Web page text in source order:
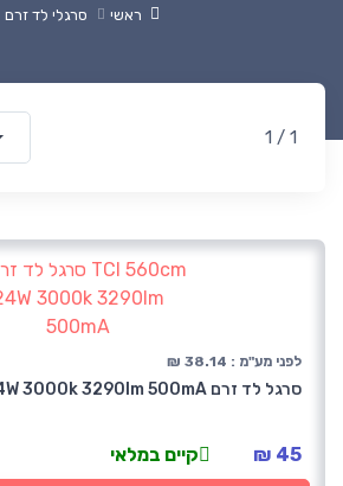
ראשי סרגלי לד זרם
1 / 1
לפני מע"מ : 38.14 ₪
סרגל לד זרם TCI 560cm 24W 3000k 3290lm 500mA
45 ₪ קיים במלאי